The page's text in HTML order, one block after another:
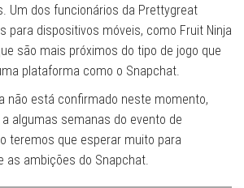
Um dos funcionários da Prettygreat
para dispositivos móveis, como Fruit Ninja
são mais próximos do tipo de jogo que
plataforma como o Snapchat.
não está confirmado neste momento,
algumas semanas do evento de
teremos que esperar muito para
as ambições do Snapchat.